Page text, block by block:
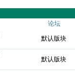
论坛
默认版块
默认版块